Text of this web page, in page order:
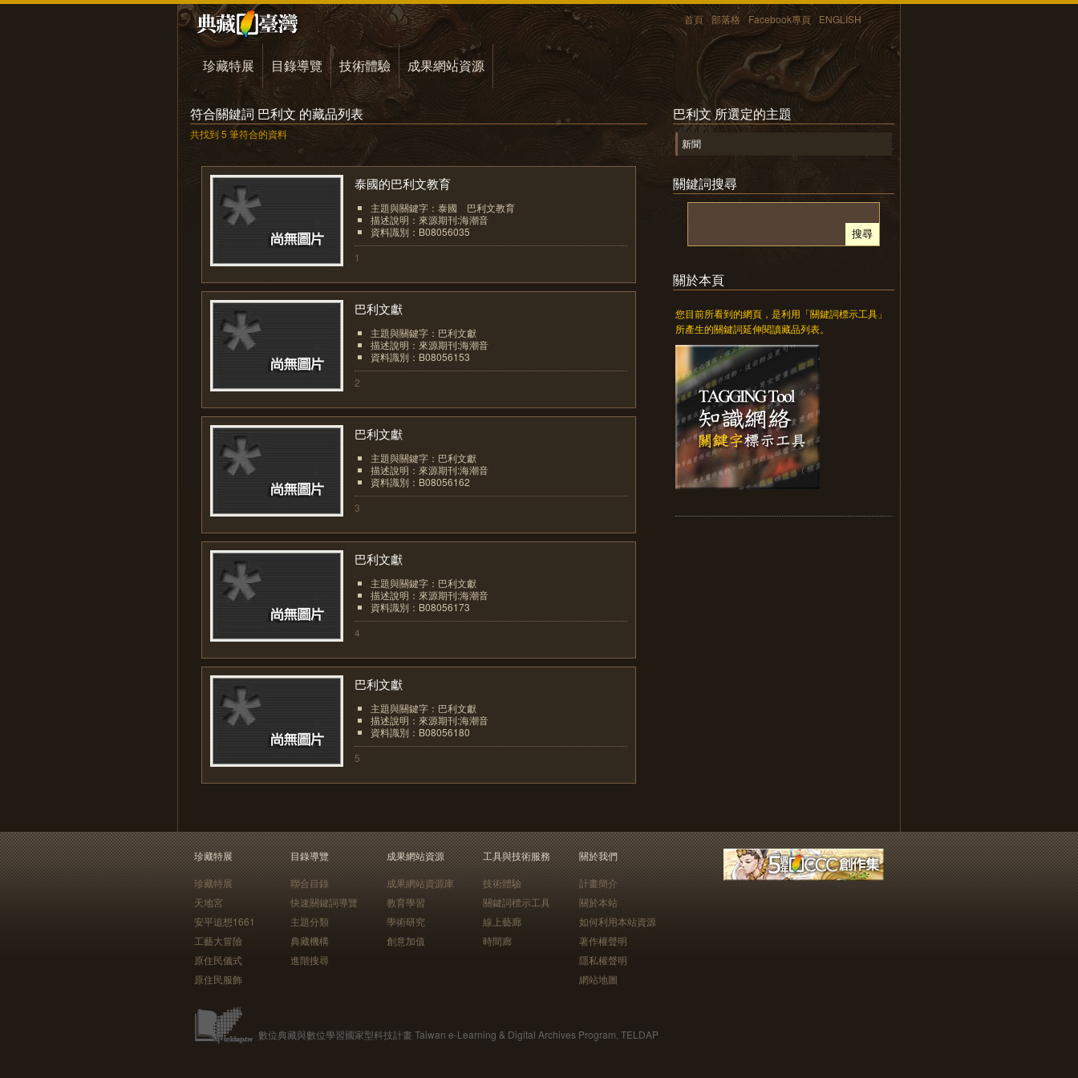
首頁 部落格 Facebook專頁 ENGLISH
珍藏特展 目錄導覽 技術體驗 成果網站資源
符合關鍵詞 巴利文 的藏品列表
共找到 5 筆符合的資料
泰國的巴利文教育
主題與關鍵字：泰國 巴利文教育
描述說明：來源期刊:海潮音
資料識別：B08056035
1
巴利文獻
主題與關鍵字：巴利文獻
描述說明：來源期刊:海潮音
資料識別：B08056153
2
巴利文獻
主題與關鍵字：巴利文獻
描述說明：來源期刊:海潮音
資料識別：B08056162
3
巴利文獻
主題與關鍵字：巴利文獻
描述說明：來源期刊:海潮音
資料識別：B08056173
4
巴利文獻
主題與關鍵字：巴利文獻
描述說明：來源期刊:海潮音
資料識別：B08056180
5
巴利文 所選定的主題
新聞
關鍵詞搜尋
關於本頁
您目前所看到的網頁，是利用「關鍵詞標示工具」
所產生的關鍵詞延伸閱讀藏品列表。
珍藏特展
珍藏特展
天地宮
安平追想1661
工藝大冒險
原住民儀式
原住民服飾
目錄導覽
聯合目錄
快速關鍵詞導覽
主題分類
典藏機構
進階搜尋
成果網站資源
成果網站資源庫
教育學習
學術研究
創意加值
工具與技術服務
技術體驗
關鍵詞標示工具
線上藝廊
時間廊
關於我們
計畫簡介
關於本站
如何利用本站資源
著作權聲明
隱私權聲明
網站地圖
數位典藏與數位學習國家型科技計畫 Taiwan e-Learning & Digital Archives Program, TELDAP